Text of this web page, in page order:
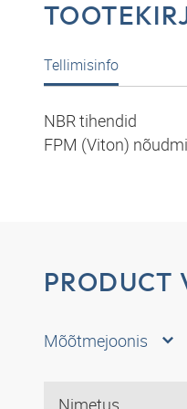
Tellimisinfo
NBR tihendid
FPM (Viton)
PRODUCT
Mõõtmejoonis
Nimetus